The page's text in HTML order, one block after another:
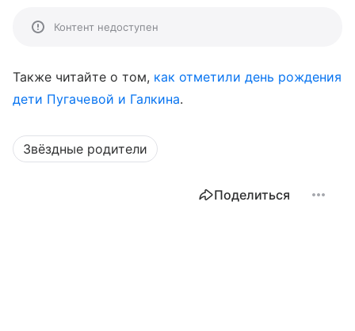
Контент недоступен
Также читайте о том, как отметили день рождения
дети Пугачевой и Галкина.
Звёздные родители
Поделиться